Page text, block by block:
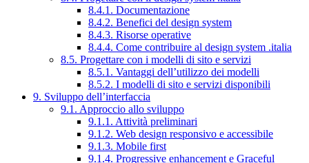
8.4.1. Documentazione
8.4.2. Benefici del design system
8.4.3. Risorse operative
8.4.4. Come contribuire al design system .italia
8.5. Progettare con i modelli di sito e servizi
8.5.1. Vantaggi dell’utilizzo dei modelli
8.5.2. I modelli di sito e servizi disponibili
9. Sviluppo dell’interfaccia
9.1. Approccio allo sviluppo
9.1.1. Attività preliminari
9.1.2. Web design responsivo e accessibile
9.1.3. Mobile first
9.1.4. Progressive enhancement e Graceful